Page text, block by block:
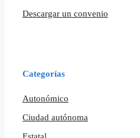
Descargar un convenio
Categorías
Autonómico
Ciudad autónoma